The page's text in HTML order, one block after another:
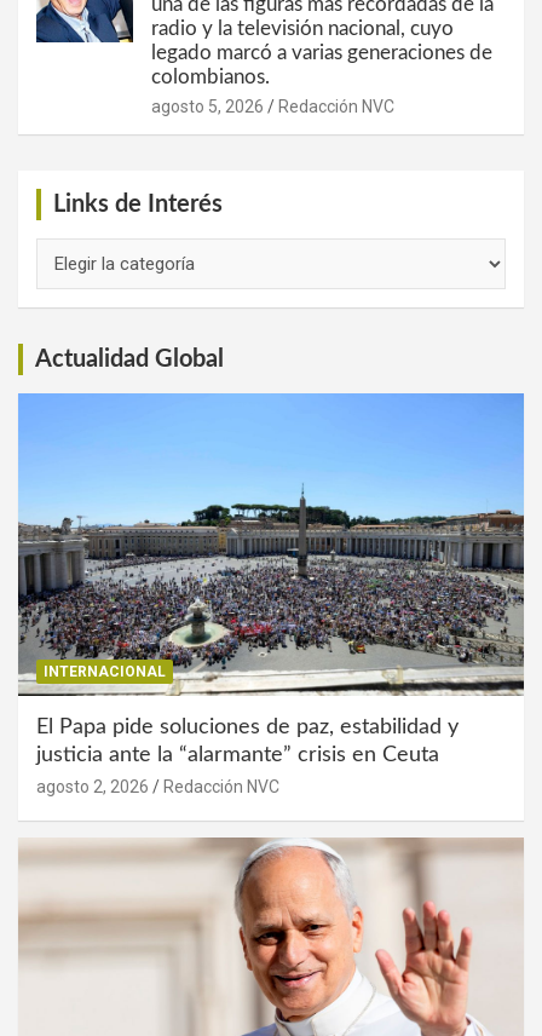
radio y la televisión nacional, cuyo
legado marcó a varias generaciones de
colombianos.
agosto 5, 2026 Redacción NVC
Links de Interés
Actualidad Global
INTERNACIONAL
El Papa pide soluciones de paz, estabilidad y
justicia ante la “alarmante” crisis en Ceuta
agosto 2, 2026 Redacción NVC